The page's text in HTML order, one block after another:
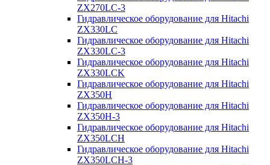
ZX270LC-3
Гидравлическое оборудование для Hitachi
ZX330LC
Гидравлическое оборудование для Hitachi
ZX330LC-3
Гидравлическое оборудование для Hitachi
ZX330LCK
Гидравлическое оборудование для Hitachi
ZX350H
Гидравлическое оборудование для Hitachi
ZX350H-3
Гидравлическое оборудование для Hitachi
ZX350LCH
Гидравлическое оборудование для Hitachi
ZX350LCH-3